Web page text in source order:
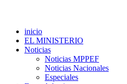
inicio
EL MINISTERIO
Noticias
Noticias MPPEF
Noticias Nacionales
Especiales